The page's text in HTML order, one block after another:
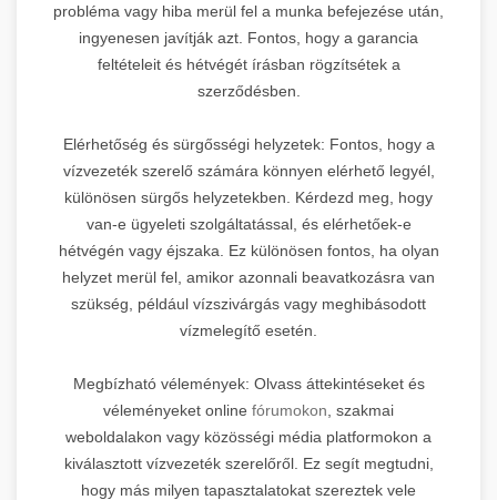
probléma vagy hiba merül fel a munka befejezése után,
ingyenesen javítják azt. Fontos, hogy a garancia
feltételeit és hétvégét írásban rögzítsétek a
szerződésben.
Elérhetőség és sürgősségi helyzetek: Fontos, hogy a
vízvezeték szerelő számára könnyen elérhető legyél,
különösen sürgős helyzetekben. Kérdezd meg, hogy
van-e ügyeleti szolgáltatással, és elérhetőek-e
hétvégén vagy éjszaka. Ez különösen fontos, ha olyan
helyzet merül fel, amikor azonnali beavatkozásra van
szükség, például vízszivárgás vagy meghibásodott
vízmelegítő esetén.
Megbízható vélemények: Olvass áttekintéseket és
véleményeket online fórumokon , szakmai
weboldalakon vagy közösségi média platformokon a
kiválasztott vízvezeték szerelőről. Ez segít megtudni,
hogy más milyen tapasztalatokat szereztek vele